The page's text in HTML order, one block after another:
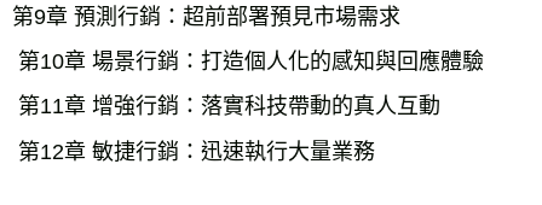
第9章 預測行銷：超前部署預見市場需求
第10章 場景行銷：打造個人化的感知與回應體驗
第11章 增強行銷：落實科技帶動的真人互動
第12章 敏捷行銷：迅速執行大量業務